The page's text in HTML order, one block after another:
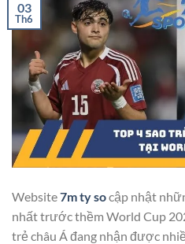
03
Th6
Website7m ty socập nhật
nhất trước thềm World Cup
trẻ châu Á đang nhận được